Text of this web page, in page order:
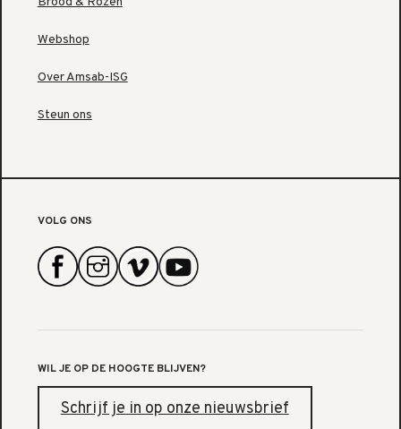
Webshop
Over Amsab-ISG
Steun ons
VOLG ONS
WIL JE OP DE HOOGTE BLIJVEN?
Schrijf je in op onze nieuwsbrief